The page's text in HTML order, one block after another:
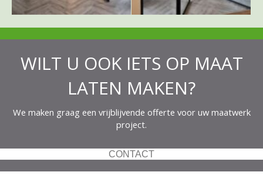
WILT U OOK IETS OP MAAT
LATEN MAKEN?
We maken graag een vrijblijvende offerte voor uw maatwerk
project.
CONTACT